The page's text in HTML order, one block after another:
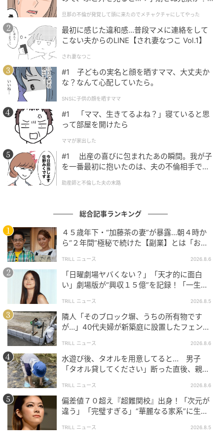
クチャにしてやった
旦那の不倫が発覚して頭に来たのでメチャクチャにしてやった
最初に感じた違和感…普段マメに連絡をして
こない夫からのLINE【され妻なつこ Vol.1】
され妻なつこ
#1 子どもの実名と顔を晒すママ、大丈夫か
な？なんて心配していたら。
SNSに子供の顔を晒すママ
#1 「ママ、生きてるよね？」寝ていると思
って部屋を開けたら
ママが家出した
#1 出産の喜びに包まれたあの瞬間。我が子
を一番最初に抱いたのは、夫の不倫相手でし
助産師と不倫した夫の末路
総合記事ランキング
４５歳年下・“加藤茶の妻”が暴露…朝４時か
ら“２年間”極秘で続けた【副業】とは「お金
TRILL ニュース 2026.8.6
「日曜劇場ヤバくない？」「天才的に面白
い」劇場版が“興収１５億”を記録！「一生言
TRILL ニュース 2026.8.5
隣人「そのブロック塀、うちの所有物です
が…」40代夫婦が新築庭に設置したフェン
TRILL ニュース 2026.8.6
水遊び後、タオルを用意してると… 男子
「タオル貸してください」断った直後、親が
TRILL ニュース 2026.8.6
偏差値７０超え『超難関校』出身！「次元が
違う」「完璧すぎる」“華麗なる家系”に生ま
TRILL ニュース 2026.8.5